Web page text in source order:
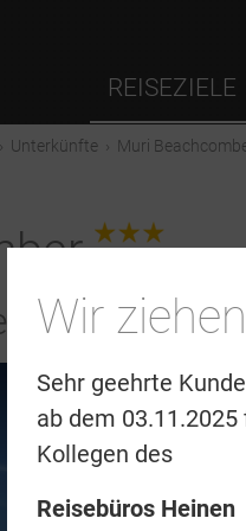
REISEZIELE
› Unterkünfte › Muri
3.0
Wir
Sehr geehrte
ab dem
Kollegen des
Reisebüros Heinen